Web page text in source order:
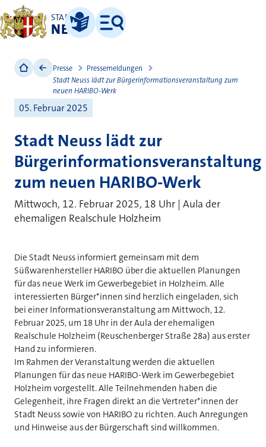
STADT
NEUSS
Leichte Sprache
Menü
Presse
Pressemeldungen
Stadt Neuss lädt zur Bürgerinformationsveranstaltung zum
neuen HARIBO-Werk
05. Februar 2025
Stadt Neuss lädt zur
Bürgerinformationsveranstaltung
zum neuen HARIBO-Werk
Mittwoch, 12. Februar 2025, 18 Uhr | Aula der
ehemaligen Realschule Holzheim
Die Stadt Neuss informiert gemeinsam mit dem
Süßwarenhersteller HARIBO über die aktuellen Planungen
für das neue Werk im Gewerbegebiet in Holzheim. Alle
interessierten Bürger*innen sind herzlich eingeladen, sich
bei einer Informationsveranstaltung am Mittwoch, 12.
Februar 2025, um 18 Uhr in der Aula der ehemaligen
Realschule Holzheim (Reuschenberger Straße 28a) aus erster
Hand zu informieren.
Im Rahmen der Veranstaltung werden die aktuellen
Planungen für das neue HARIBO-Werk im Gewerbegebiet
Holzheim vorgestellt. Alle Teilnehmenden haben die
Gelegenheit, ihre Fragen direkt an die Vertreter*innen der
Stadt Neuss sowie von HARIBO zu richten. Auch Anregungen
und Hinweise aus der Bürgerschaft sind willkommen.